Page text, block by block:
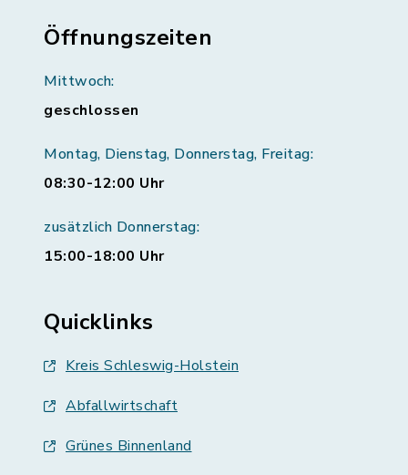
Öffnungszeiten
Mittwoch:
geschlossen
Montag, Dienstag, Donnerstag, Freitag:
08:30-12:00 Uhr
zusätzlich Donnerstag:
15:00-18:00 Uhr
Quicklinks
Kreis Schleswig-Holstein
Abfallwirtschaft
Grünes Binnenland